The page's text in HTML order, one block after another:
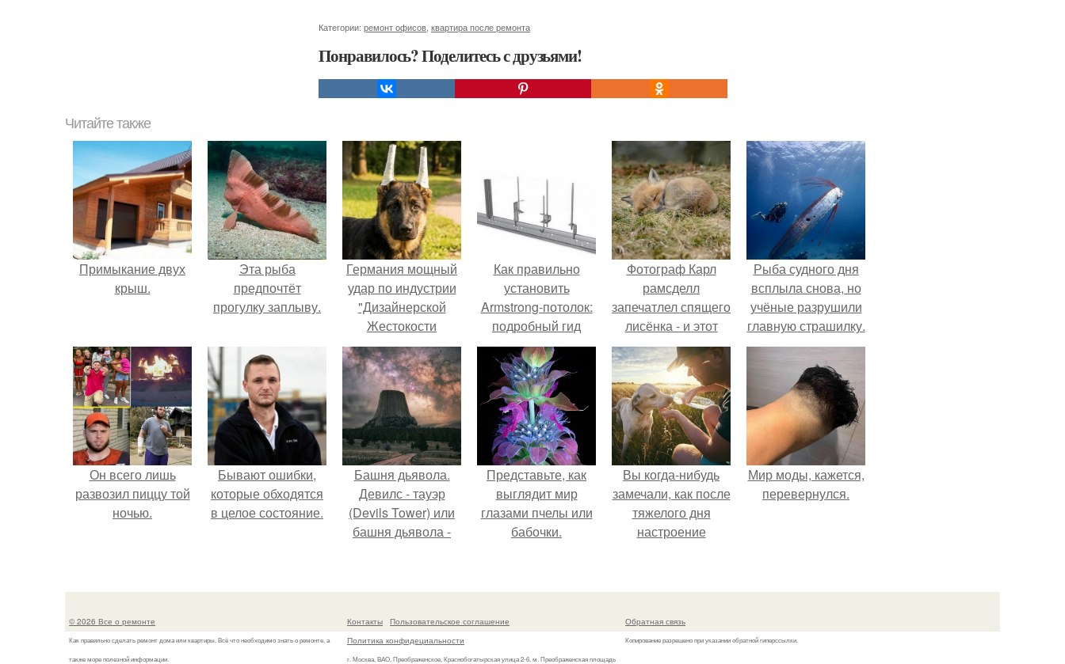
Категории: ремонт офисов квартира после ремонта
Понравилось? Поделитесь с друзьями!
Читайте также
Примыкание двух
крыш.
Эта рыба
предпочтёт
прогулку заплыву.
Германия мощный
удар по индустрии
"Дизайнерской
Жестокости
нанесла".
Как правильно
установить
Armstrong-потолок:
подробный гид
Фотограф Карл
рамсделл
запечатлел спящего
лисёнка - и этот
кадр способен
растопить даже
самое суровое
сердце.
Рыба судного дня
всплыла снова, но
учёные разрушили
главную страшилку.
Он всего лишь
развозил пиццу той
ночью.
Бывают ошибки,
которые обходятся
в целое состояние.
Башня дьявола.
Девилс - тауэр
(Devils Tower) или
башня дьявола -
происхождения
уровнем моря.
Представьте, как
выглядит мир
глазами пчелы или
бабочки.
Вы когда-нибудь
замечали, как после
тяжелого дня
настроение
своего питомца?
Мир моды, кажется,
перевернулся.
© 2026 Все о ремонте
Как правильно сделать ремонт дома или квартиры. Всё что необходимо знать о ремонте, а
также море полезной информации.
Контакты
Пользовательское соглашение
Политика конфидециальности
г. Москва, ВАО, Преображенское, Краснобогатырская улица 2-6, м. Преображенская площадь
Обратная связь
Копирование разрешено при указании обратной гиперссылки.